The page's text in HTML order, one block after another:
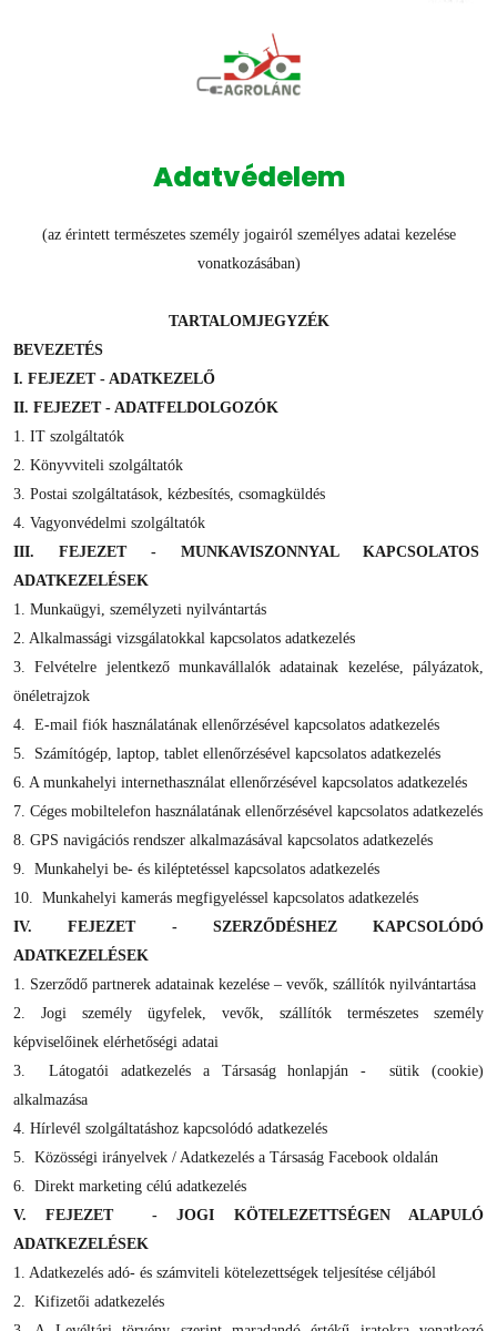
Adatvédelem
(az érintett természetes személy jogairól személyes adatai kezelése
vonatkozásában)
TARTALOMJEGYZÉK
BEVEZETÉS
I. FEJEZET - ADATKEZELŐ
II. FEJEZET - ADATFELDOLGOZÓK
1. IT szolgáltatók
2. Könyvviteli szolgáltatók
3. Postai szolgáltatások, kézbesítés, csomagküldés
4. Vagyonvédelmi szolgáltatók
III. FEJEZET - MUNKAVISZONNYAL KAPCSOLATOS
ADATKEZELÉSEK
1. Munkaügyi, személyzeti nyilvántartás
2. Alkalmassági vizsgálatokkal kapcsolatos adatkezelés
3. Felvételre jelentkező munkavállalók adatainak kezelése, pályázatok,
önéletrajzok
4. E-mail fiók használatának ellenőrzésével kapcsolatos adatkezelés
5. Számítógép, laptop, tablet ellenőrzésével kapcsolatos adatkezelés
6. A munkahelyi internethasználat ellenőrzésével kapcsolatos adatkezelés
7. Céges mobiltelefon használatának ellenőrzésével kapcsolatos adatkezelés
8. GPS navigációs rendszer alkalmazásával kapcsolatos adatkezelés
9. Munkahelyi be- és kiléptetéssel kapcsolatos adatkezelés
10. Munkahelyi kamerás megfigyeléssel kapcsolatos adatkezelés
IV. FEJEZET - SZERZŐDÉSHEZ KAPCSOLÓDÓ
ADATKEZELÉSEK
1. Szerződő partnerek adatainak kezelése – vevők, szállítók nyilvántartása
2. Jogi személy ügyfelek, vevők, szállítók természetes személy
képviselőinek elérhetőségi adatai
3. Látogatói adatkezelés a Társaság honlapján - sütik (cookie)
alkalmazása
4. Hírlevél szolgáltatáshoz kapcsolódó adatkezelés
5. Közösségi irányelvek / Adatkezelés a Társaság Facebook oldalán
6. Direkt marketing célú adatkezelés
V. FEJEZET - JOGI KÖTELEZETTSÉGEN ALAPULÓ
ADATKEZELÉSEK
1. Adatkezelés adó- és számviteli kötelezettségek teljesítése céljából
2. Kifizetői adatkezelés